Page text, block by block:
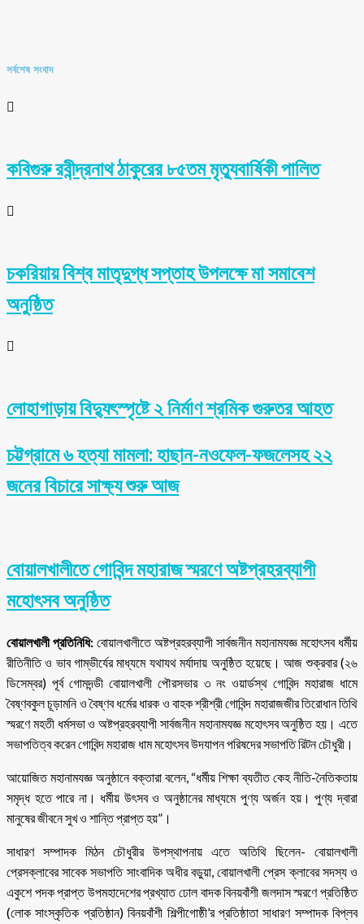
সর্বশেষ সংবাদ
কবিগুরু রবীন্দ্রনাথ ঠাকুরের ৮৫তম মৃত্যুবার্ষিকী পালিত
চকরিয়ায় বিশ্ব মাতৃদুগ্ধ সপ্তাহ উপলক্ষে মা সমাবেশ
অনুষ্ঠিত
লোহাগাড়ায় বিদ্যুৎস্পৃষ্টে ২ নির্মাণ শ্রমিক গুরুতর আহত
চট্টগ্রামে ৬ হত্যা মামলা: হাছান-নওফেল-ফজলেসহ ২২
জনের বিচারে সাক্ষ্য শুরু আজ
বোয়ালখালীতে গোবিন্দ মহারাজ স্মরণে অষ্টপ্রহরব্যাপী
মহোৎসব অনুষ্ঠিত
বোয়ালখালী প্রতিনিধি: বোয়ালখালীতে অষ্টপ্রহরব্যাপী সার্বজনীন মহানামযজ্ঞ মহোৎসব ধর্মীয়
রীতিনীতি ও ভাব গাম্ভীর্যের মাধ্যমে যথাযথ মর্যাদায় অনুষ্ঠিত হয়েছে। আজ শুক্রবার (২৬
ডিসেম্বর) পূর্ব গোমদন্ডী বোয়ালখালী পৌরসভার ৩ নং ওয়ার্ডস্থ গোবিন্দ মহারাজ ধামে
বৈষ্ণবকুল চূড়ামনি ও বৈষ্ণব ধর্মের ধারক ও বাহক শ্রীশ্রী গোবিন্দ মহারাজজীর তিরোধান তিথি
স্মরণে মহতী ধর্মসভা ও অষ্টপ্রহরব্যাপী সার্বজনীন মহানামযজ্ঞ মহোৎসব অনুষ্ঠিত হয়। এতে
সভাপতিত্ব করেন গোবিন্দ মহারাজ ধাম মহোৎসব উদযাপন পরিষদের সভাপতি রিটন চৌধুরী।
আয়োজিত মহানামযজ্ঞ অনুষ্ঠানে বক্তারা বলেন, “ধর্মীয় শিক্ষা ব্যতীত কেহ নীতি-নৈতিকতায়
সমৃদ্ধ হতে পারে না। ধর্মীয় উৎসব ও অনুষ্ঠানের মাধ্যমে পুণ্য অর্জন হয়। পুণ্য দ্বারা
মানুষের জীবনে সুখ ও শান্তি প্রাপ্ত হয়”।
সাধারণ সম্পাদক মিঠন চৌধুরীর উপস্থাপনায় এতে অতিথি ছিলেন- বোয়ালখালী
প্রেসক্লাবের সাবেক সভাপতি সাংবাদিক অধীর বড়ুয়া, বোয়ালখালী প্রেস ক্লাবের সদস্য ও
একুশে পদক প্রাপ্ত উপমহাদেশের প্রখ্যাত ঢোল বাদক বিনয়বাঁশী জলদাস স্মরণে প্রতিষ্ঠিত
(লোক সাংস্কৃতিক প্রতিষ্ঠান) বিনয়বাঁশী শিল্পীগোষ্ঠী’র প্রতিষ্ঠাতা সাধারণ সম্পাদক বিপ্লব